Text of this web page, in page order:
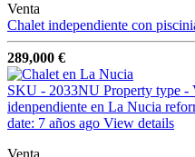
Venta
Chalet independiente con
289,000 €
SKU - 2033NU Property type -
idenpendiente en La Nucia
date: 7 años ago View details